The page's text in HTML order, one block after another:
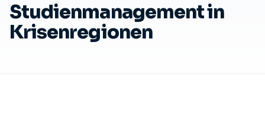
Studienmanagement in
Krisenregionen